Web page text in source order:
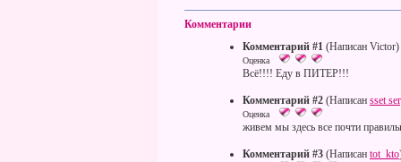
Комментарии
Комментарий #1 (Написан Victor)
Оценка
Всё!!!! Еду в ПИТЕР!!!
Комментарий #2 (Написан sset
Оценка
живем мы здесь все почти
Комментарий #3 (Написан tot_kto